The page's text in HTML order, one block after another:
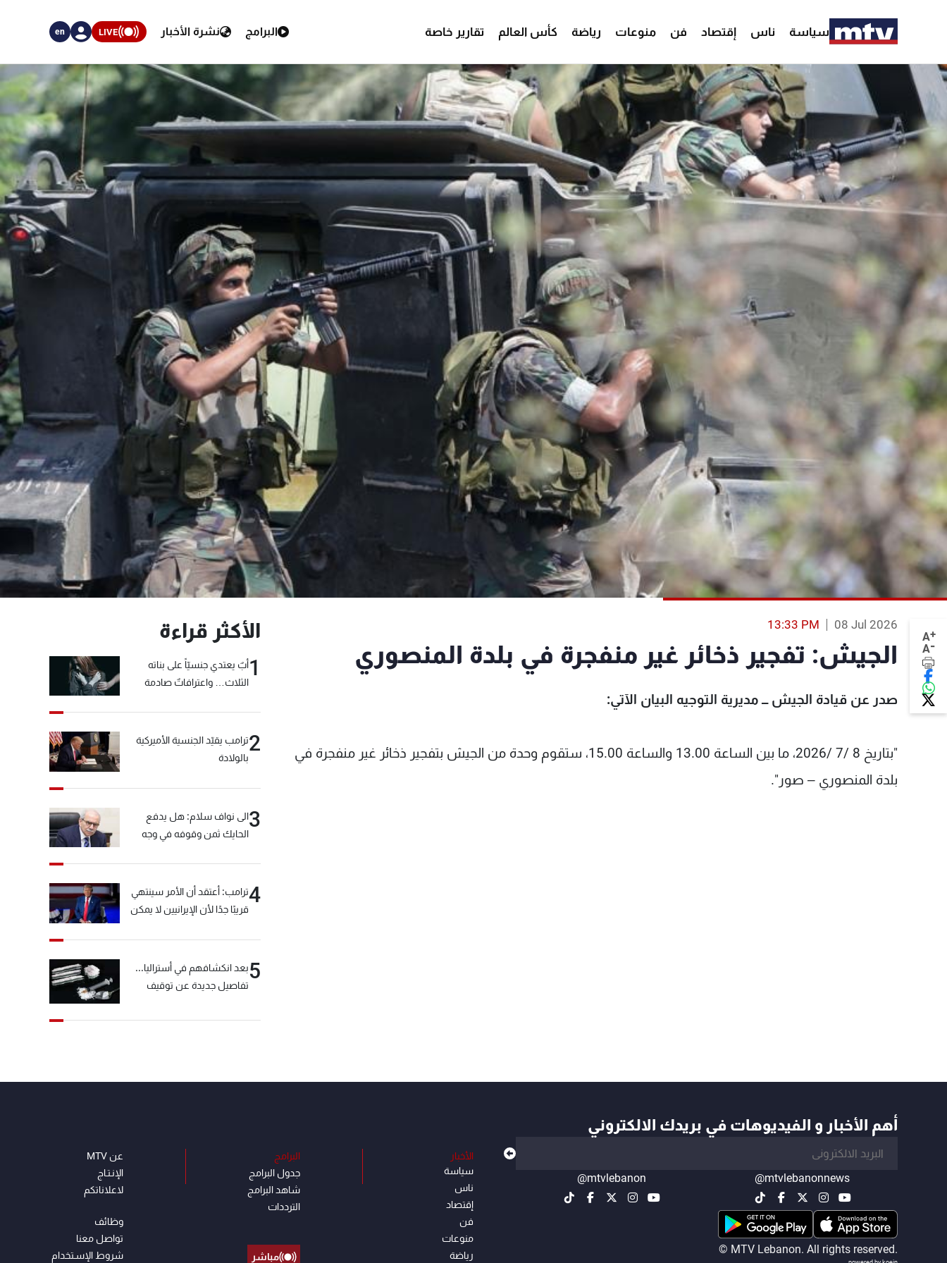
سياسة ناس إقتصاد فن منوعات رياضة كأس العالم تقارير خاصة البرامج نشرة الأخبار LIVE
en
A+
A-
08 Jul 2026
13:33 PM
الجيش: تفجير ذخائر غير منفجرة في بلدة المنصوري
صدر عن قيادة الجيش ـــ مديرية التوجيه البيان الآتي:
"بتاريخ 8 /7 /2026، ما بين الساعة 13.00 والساعة 15.00، ستقوم وحدة من الجيش بتفجير ذخائر غير منفجرة في
بلدة المنصوري – صور".
الأكثر قراءة
1أبٌ يعتدي جنسيّاً على بناته
الثلاث… واعترافاتٌ صادمة
2ترامب يقيّد الجنسية الأميركية
بالولادة
3الى نواف سلام: هل يدفع
الحايك ثمن وقوفه في وجه
4ترامب: أعتقد أن الأمر سينتهي
قريبًا جدًا لأن الإيرانيين لا يمكن
5بعد انكشافهم في أستراليا...
تفاصيل جديدة عن توقيف
أهم الأخبار و الفيديوهات في بريدك الالكتروني
@mtvlebanonnews
@mtvlebanon
© MTV Lebanon. All rights reserved.
الأخبار
سياسة
ناس
إقتصاد
فن
منوعات
رياضة
البرامج
جدول البرامج
شاهد البرامج
الترددات
مباشر
عن MTV
الإنـتـاج
لاعلاناتكم
وظائف
تواصل معنا
شروط الإسـتخدام